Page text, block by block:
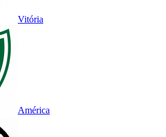
Vitória
América